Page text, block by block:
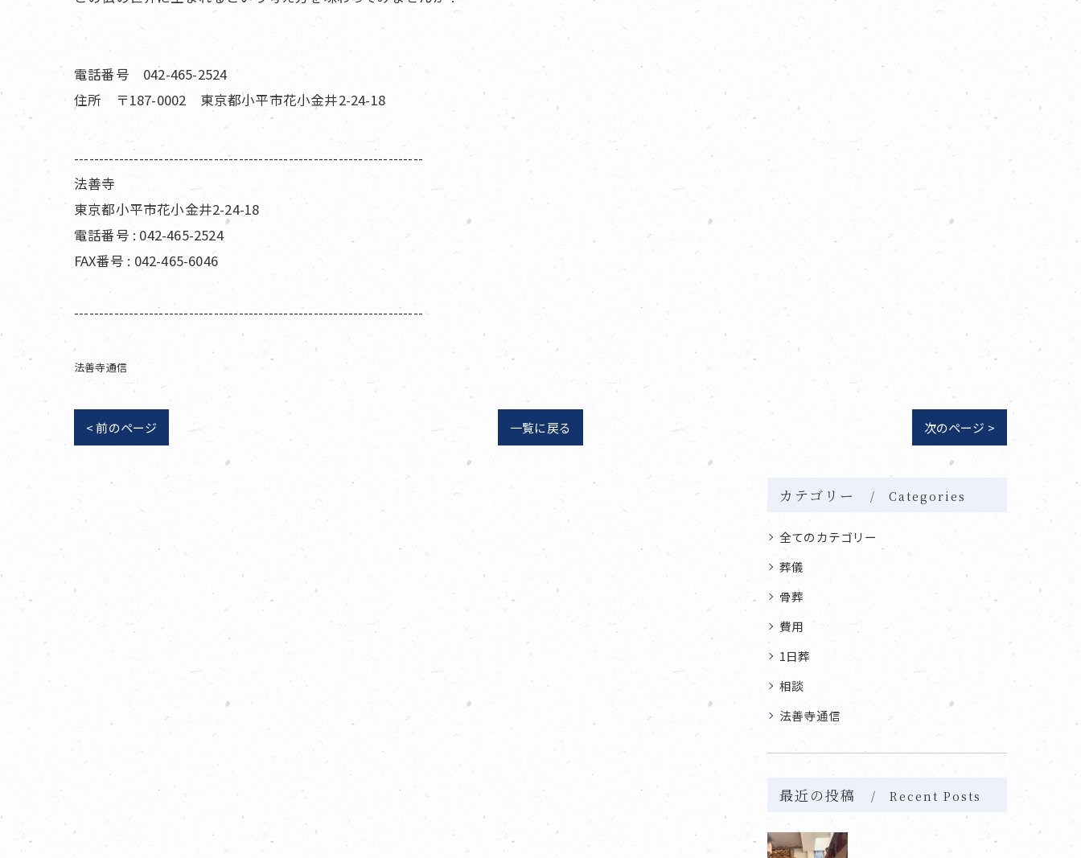
電話番号 042-465-2524
住所 〒187-0002 東京都小平市花小金井2-24-18
----------------------------------------------------------------------
法善寺
東京都小平市花小金井2-24-18
電話番号 : 042-465-2524
FAX番号 : 042-465-6046
----------------------------------------------------------------------
法善寺通信
< 前のページ 一覧に戻る 次のページ >
カテゴリー Categories
全てのカテゴリー
葬儀
骨葬
費用
1日葬
相談
法善寺通信
最近の投稿 Recent Posts